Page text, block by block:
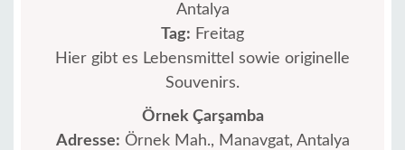
Antalya
Tag: Freitag
Hier gibt es Lebensmittel sowie originelle
Souvenirs.
Örnek Çarşamba
Adresse: Örnek Mah., Manavgat, Antalya